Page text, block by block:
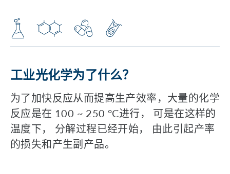
工业光化学为了什么？
为了加快反应从而提高生产效率，大量的化学
反应是在 100 ~ 250 °C进行， 可是在这样的
温度下， 分解过程已经开始， 由此引起产率
的损失和产生副产品。